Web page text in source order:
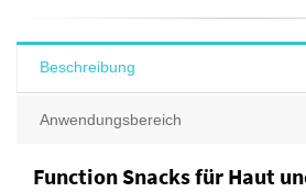
Beschreibung
Anwendungsbereich
Function Snacks für Haut